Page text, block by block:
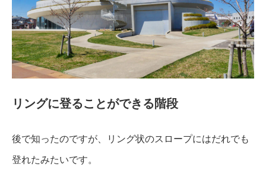
リングに登ることができる階段
後で知ったのですが、リング状のスロープにはだれでも
登れたみたいです。